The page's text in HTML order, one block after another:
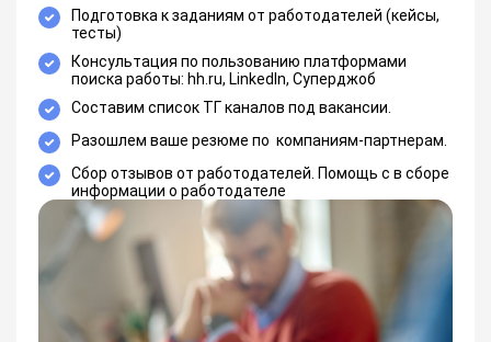
Подготовка к заданиям от работодателей (кейсы,
тесты)
Консультация по пользованию платформами
поиска работы: hh.ru, LinkedIn, Суперджоб
Составим список ТГ каналов под вакансии.
Разошлем ваше резюме по компаниям-партнерам.
Сбор отзывов от работодателей. Помощь с в сборе
информации о работодателе